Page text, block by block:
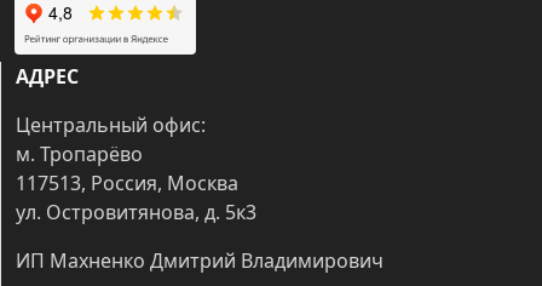
АДРЕС
Центральный офис:
м. Тропарёво
117513, Россия, Москва
ул. Островитянова, д. 5к3
ИП Махненко Дмитрий Владимирович